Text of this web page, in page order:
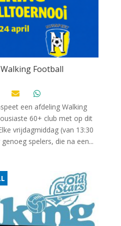
Football
een afdeling Walking
60+ club met op dit
vrijdagmiddag (van 13:30
spelers, die na een...